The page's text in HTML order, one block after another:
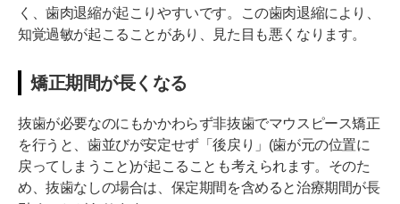
く、歯肉退縮が起こりやすいです。この歯肉退縮により、
知覚過敏が起こることがあり、見た目も悪くなります。
矯正期間が長くなる
抜歯が必要なのにもかかわらず非抜歯でマウスピース矯正
を行うと、歯並びが安定せず「後戻り」(歯が元の位置に
戻ってしまうこと)が起こることも考えられます。そのた
め、抜歯なしの場合は、保定期間を含めると治療期間が長